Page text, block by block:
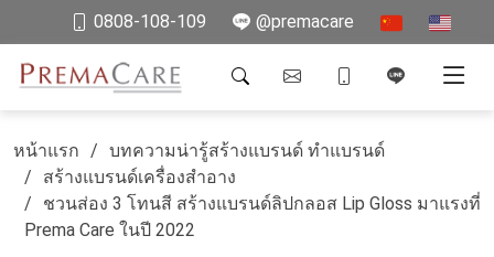
0808-108-109 @premacare
หน้าแรก
บทความน่ารู้สร้างแบรนด์ ทำแบรนด์
สร้างแบรนด์เครื่องสำอาง
ชวนส่อง 3 โทนสี สร้างแบรนด์ลิปกลอส Lip Gloss มาแรงที่
Prema Care ในปี 2022